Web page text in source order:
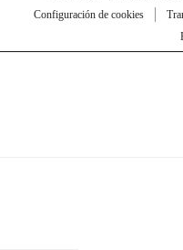
Configuración de cookies